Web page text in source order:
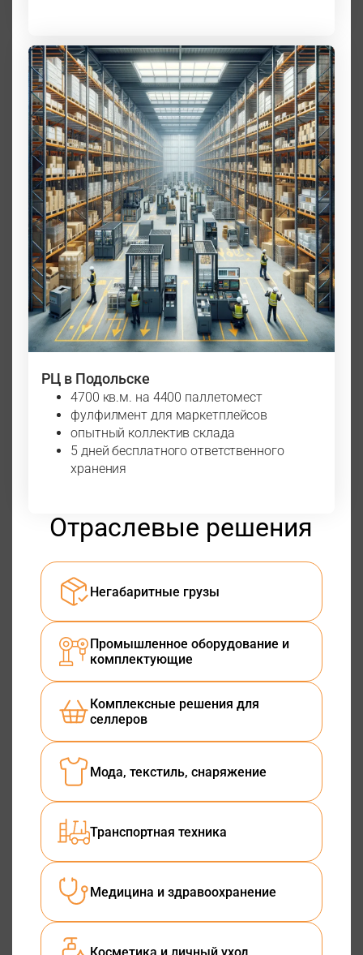
РЦ в Подольске
4700 кв.м. на 4400 паллетомест
фулфилмент для маркетплейсов
опытный коллектив склада
5 дней бесплатного ответственного
хранения
Отраслевые решения
Негабаритные грузы
Промышленное оборудование и
комплектующие
Комплексные решения для
селлеров
Мода, текстиль, снаряжение
Транспортная техника
Медицина и здравоохранение
Косметика и личный уход